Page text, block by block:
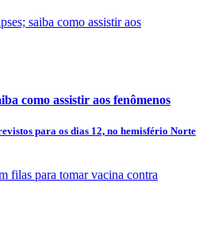
como assistir aos fenômenos
para os dias 12, no hemisfério Norte